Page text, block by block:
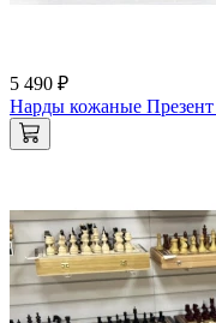
5 490 ₽
Нарды кожаные